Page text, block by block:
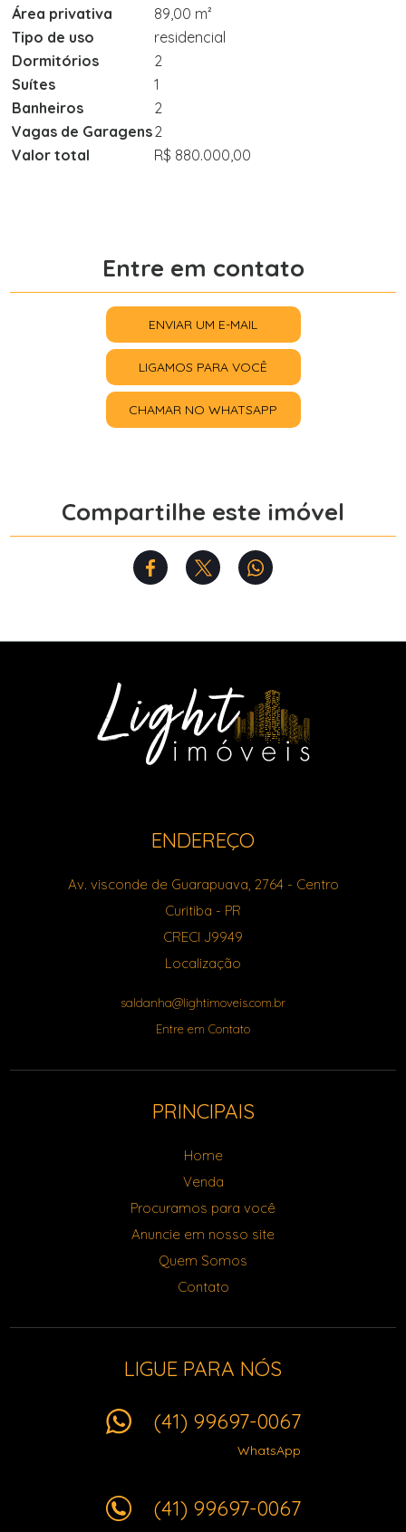
Área privativa
89,00 m²
Tipo de uso
residencial
Dormitórios
2
Suítes
1
Banheiros
2
Vagas de Garagens2
Valor total
R$ 880.000,00
Entre em contato
ENVIAR UM E-MAIL
LIGAMOS PARA VOCÊ
CHAMAR NO WHATSAPP
Compartilhe este imóvel
ENDEREÇO
Av. visconde de Guarapuava, 2764- Centro
Curitiba - PR
CRECI J9949
Localização
saldanha@lightimoveis.com.br
Entre em Contato
PRINCIPAIS
Home
Venda
Procuramos para você
Anuncie em nosso site
Quem Somos
Contato
LIGUE PARA NÓS
(41) 99697-0067
WhatsApp
(41) 99697-0067